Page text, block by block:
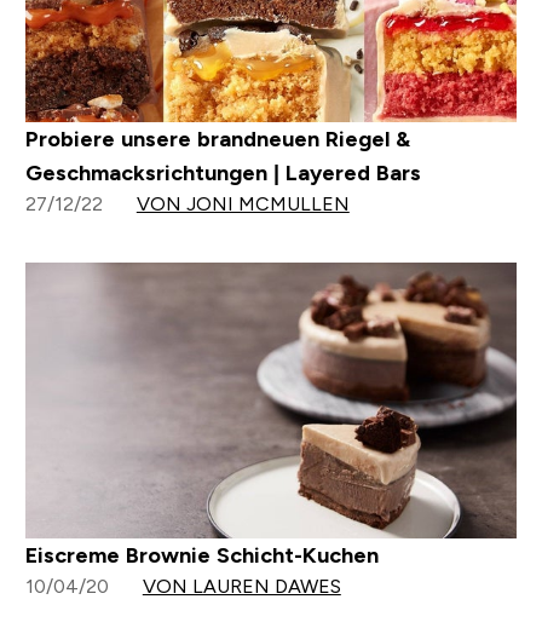
Probiere unsere brandneuen Riegel &
Geschmacksrichtungen | Layered Bars
27/12/22 VON JONI MCMULLEN
Eiscreme Brownie Schicht-Kuchen
10/04/20 VON LAUREN DAWES